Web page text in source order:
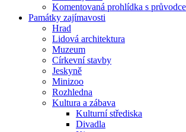
Komentovaná prohlídka s
Památky zajímavosti
Hrad
Lidová architektura
Muzeum
Církevní stavby
Jeskyně
Minizoo
Rozhledna
Kultura a zábava
Kulturní střediska
Divadla